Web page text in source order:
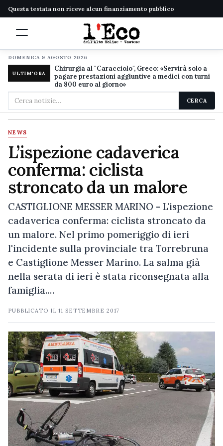
Questa testata non riceve alcun finanziamento pubblico
DOMENICA 9 AGOSTO 2026
ULTIM'ORA
Chirurgia al "Caracciolo", Greco: «Servirà solo a
pagare prestazioni aggiuntive a medici con turni
da 800 euro al giorno»
Cerca
nel
sito
CERCA
NEWS
L’ispezione cadaverica
conferma: ciclista
stroncato da un malore
CASTIGLIONE MESSER MARINO - L'ispezione
cadaverica conferma: ciclista stroncato da
un malore. Nel primo pomeriggio di ieri
l'incidente sulla provinciale tra Torrebruna
e Castiglione Messer Marino. La salma già
nella serata di ieri è stata riconsegnata alla
famiglia.…
PUBBLICATO IL11 SETTEMBRE 2017